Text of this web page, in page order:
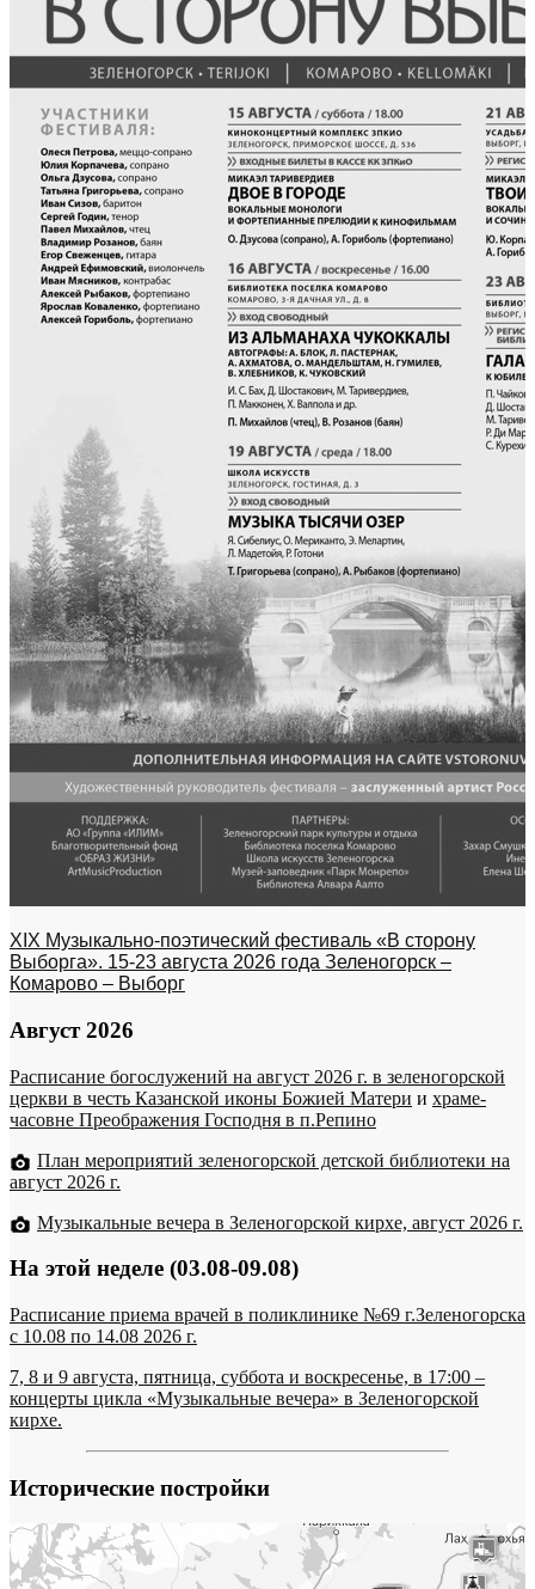
XIX Музыкально-поэтический фестиваль «В сторону
Выборга». 15-23 августа 2026 года Зеленогорск –
Комарово – Выборг
Август 2026
Расписание богослужений на август 2026 г. в зеленогорской
церкви в честь Казанской иконы Божией Матери и храме-
часовне Преображения Господня в п.Репино
План мероприятий зеленогорской детской библиотеки на
август 2026 г.
Музыкальные вечера в Зеленогорской кирхе, август 2026 г.
На этой неделе (03.08-09.08)
Расписание приема врачей в поликлинике №69 г.Зеленогорска
c 10.08 по 14.08 2026 г.
7, 8 и 9 августа, пятница, суббота и воскресенье, в 17:00 –
концерты цикла «Музыкальные вечера» в Зеленогорской
кирхе.
Исторические постройки